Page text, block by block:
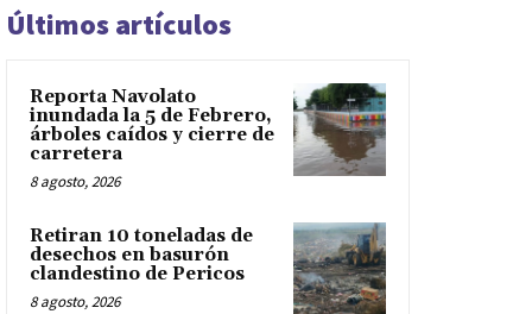
Últimos artículos
Reporta Navolato
inundada la 5 de Febrero,
árboles caídos y cierre de
carretera
8 agosto, 2026
Retiran 10 toneladas de
desechos en basurón
clandestino de Pericos
8 agosto, 2026